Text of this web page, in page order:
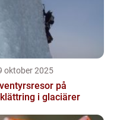
oktober 2025
på
i glaciärer